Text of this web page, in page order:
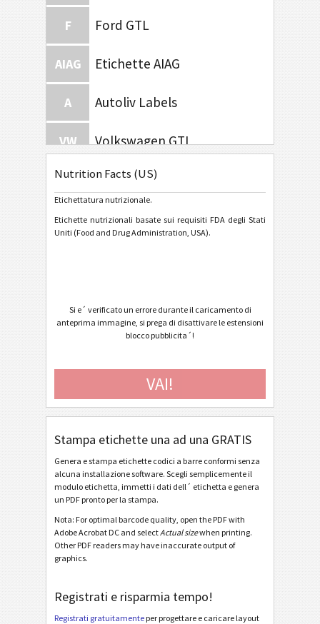
F Ford GTL
AIAG Etichette AIAG
A Autoliv Labels
VW Volkswagen GTL
GM General Motors
CAT Caterpillar
B BOSCH
MAT Etichette MAT
LTO Etichette LTO
I Etichette di inventario
NF Nutrition Labels
€
Mandato SEPA
Nutrition Facts (US)
Etichettatura nutrizionale.
Etichette nutrizionali basate sui requisiti FDA degli Stati
Uniti (Food and Drug Administration, USA).
Si e´ verificato un errore durante il caricamento di
anteprima immagine, si prega di disattivare le estensioni
blocco pubblicita´!
VAI!
Stampa etichette una ad una GRATIS
Genera e stampa etichette codici a barre conformi senza
alcuna installazione software. Scegli semplicemente il
modulo etichetta, immetti i dati dell´ etichetta e genera
un PDF pronto per la stampa.
Nota: For optimal barcode quality, open the PDF with
Adobe Acrobat DC and selectActual sizewhen printing.
Other PDF readers may have inaccurate output of
graphics.
Registrati e risparmia tempo!
Registrati gratuitamente per progettare e caricare layout